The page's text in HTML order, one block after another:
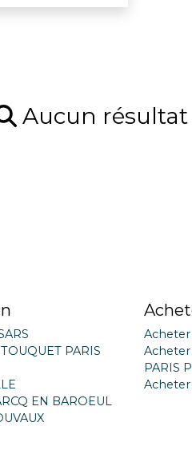
Aucun
PARIS
EN BAROEUL
PARIS